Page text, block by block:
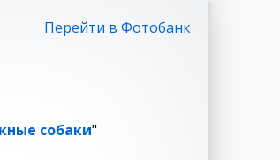
Перейти в Фотобанк
собаки"